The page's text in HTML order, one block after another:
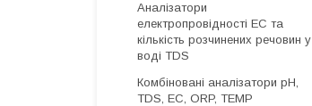
Аналізатори
електропровідності EC та
кількість розчинених речовин у
воді TDS
Комбіновані аналізатори pH,
TDS, EC, ORP, TEMP